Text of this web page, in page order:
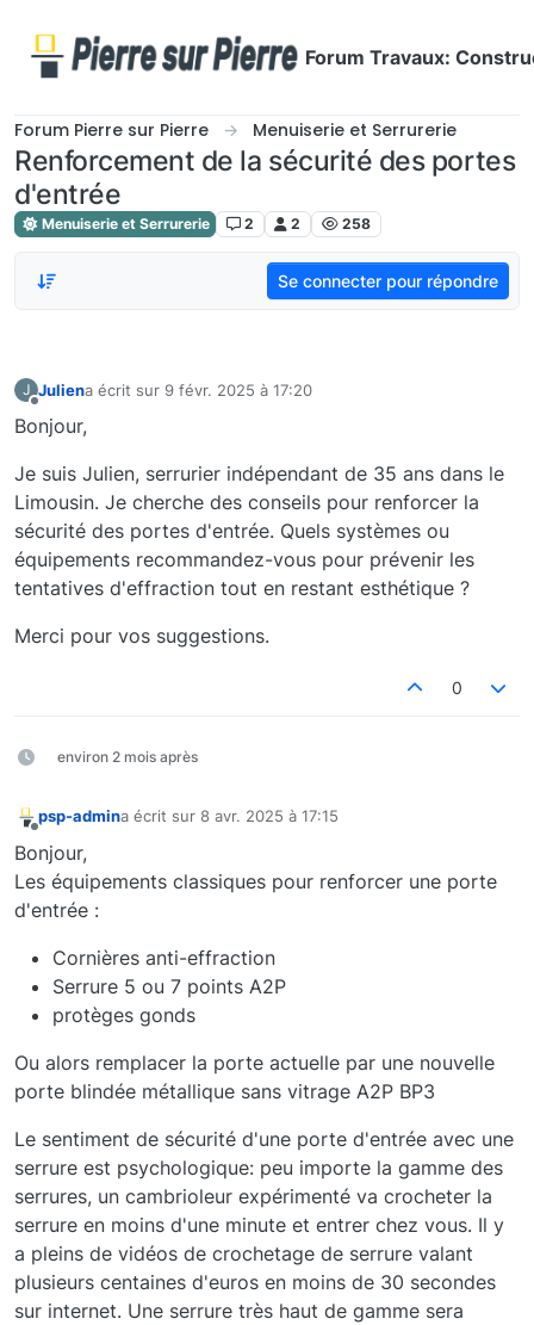
Forum Travaux:
Forum Pierre sur Pierre Menuiserie et Serrurerie
Renforcement de la sécurité des portes
d'entrée
Menuiserie et Serrurerie 2 2 258
Se connecter pour répondre
J Juliena écrit sur 9 févr. 2025 à 17:20
dernière édition par
Bonjour,
Je suis Julien, serrurier indépendant de 35 ans dans le
Limousin. Je cherche des conseils pour renforcer la
sécurité des portes d'entrée. Quels systèmes ou
équipements recommandez-vous pour prévenir les
tentatives d'effraction tout en restant esthétique ?
Merci pour vos suggestions.
0
environ 2 mois après
psp-admina écrit sur 8 avr. 2025 à 17:15
dernière édition par
Bonjour,
Les équipements classiques pour renforcer une porte
d'entrée :
Cornières anti-effraction
Serrure 5 ou 7 points A2P
protèges gonds
Ou alors remplacer la porte actuelle par une nouvelle
porte blindée métallique sans vitrage A2P BP3
Le sentiment de sécurité d'une porte d'entrée avec une
serrure est psychologique: peu importe la gamme des
serrures, un cambrioleur expérimenté va crocheter la
serrure en moins d'une minute et entrer chez vous. Il y
a pleins de vidéos de crochetage de serrure valant
plusieurs centaines d'euros en moins de 30 secondes
sur internet. Une serrure très haut de gamme sera